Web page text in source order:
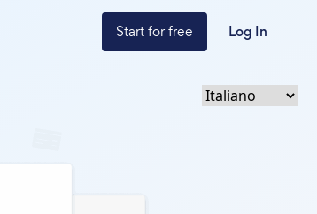
Start for free Log In